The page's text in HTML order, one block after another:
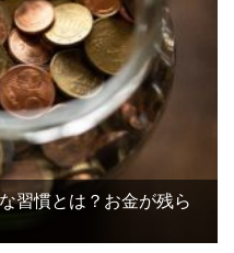
習慣とは？お金が残ら